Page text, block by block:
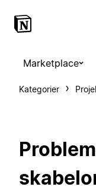
Marketplace
Kategorier